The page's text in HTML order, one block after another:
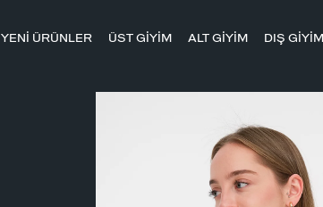
YENİ ÜRÜNLER ÜST GİYİM ALT GİYİM DIŞ GİYİM